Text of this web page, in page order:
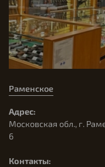
Раменское
Адрес:
Московская обл., г.
6
Контакты: